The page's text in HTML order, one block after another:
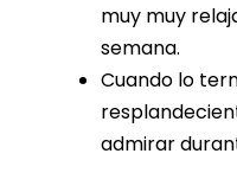
muy muy
semana.
Cuando lo
admirar